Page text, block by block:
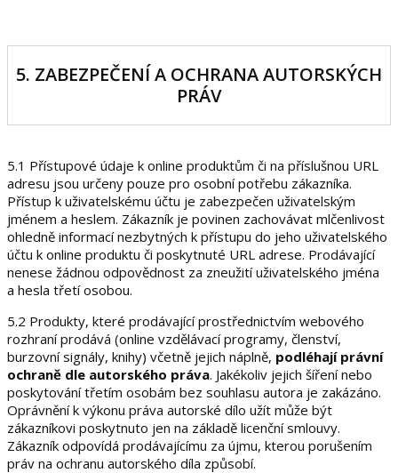
5. ZABEZPEČENÍ A OCHRANA AUTORSKÝCH
PRÁV
5.1 Přístupové údaje k online produktům či na příslušnou URL
adresu jsou určeny pouze pro osobní potřebu zákazníka.
Přístup k uživatelskému účtu je zabezpečen uživatelským
jménem a heslem. Zákazník je povinen zachovávat mlčenlivost
ohledně informací nezbytných k přístupu do jeho uživatelského
účtu k online produktu či poskytnuté URL adrese. Prodávající
nenese žádnou odpovědnost za zneužití uživatelského jména
a hesla třetí osobou.
5.2 Produkty, které prodávající prostřednictvím webového
rozhraní prodává (online vzdělávací programy, členství,
burzovní signály, knihy) včetně jejich náplně, podléhají právní
ochraně dle autorského práva. Jakékoliv jejich šíření nebo
poskytování třetím osobám bez souhlasu autora je zakázáno.
Oprávnění k výkonu práva autorské dílo užít může být
zákazníkovi poskytnuto jen na základě licenční smlouvy.
Zákazník odpovídá prodávajícímu za újmu, kterou porušením
práv na ochranu autorského díla způsobí.